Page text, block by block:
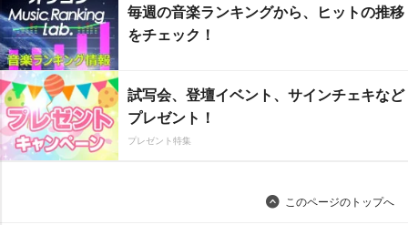
毎週の音楽ランキングから、ヒットの推移
をチェック！
試写会、登壇イベント、サインチェキなど
プレゼント！
プレゼント特集
このページのトップへ